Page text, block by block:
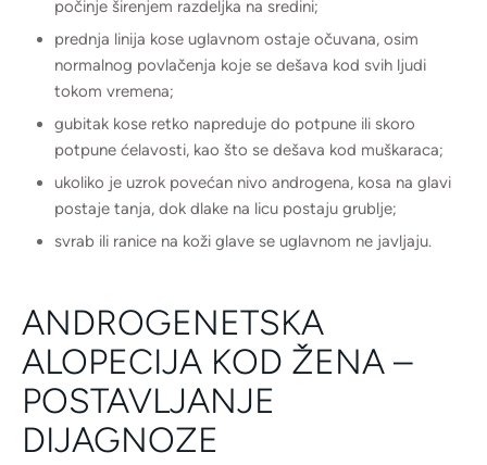
počinje širenjem razdeljka na sredini;
prednja linija kose uglavnom ostaje očuvana, osim
normalnog povlačenja koje se dešava kod svih ljudi
tokom vremena;
gubitak kose retko napreduje do potpune ili skoro
potpune ćelavosti, kao što se dešava kod muškaraca;
ukoliko je uzrok povećan nivo androgena, kosa na glavi
postaje tanja, dok dlake na licu postaju grublje;
svrab ili ranice na koži glave se uglavnom ne javljaju.
ANDROGENETSKA
ALOPECIJA KOD ŽENA –
POSTAVLJANJE
DIJAGNOZE